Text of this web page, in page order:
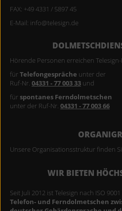
FAX: +49 4331 / 5897 45
E-Mail: info@telesign.de
Hörende Personen erreichen
fürTelefongespräche unter der
Ruf-Nr. 04331 - 77 003 33 und
fürspontanes Ferndolmetschen
unter der Ruf-Nr. 04331 - 77 003 66
Unsere Organisationsstruktur finden
WIR BIETEN
Seit Juli 2012 ist Telesign nach ISO
Telefon- und Ferndolmetschen